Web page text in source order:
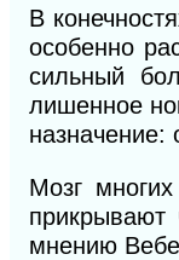
В
особенно
сильный
лишенное
назначение:
Мозг
мнению